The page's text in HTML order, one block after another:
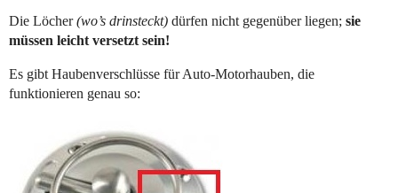
Die Löcher(wo’s drinsteckt) dürfen nicht gegenüber liegen; sie
müssen leicht versetzt sein!
Es gibt Haubenverschlüsse für Auto-Motorhauben, die
funktionieren genau so: